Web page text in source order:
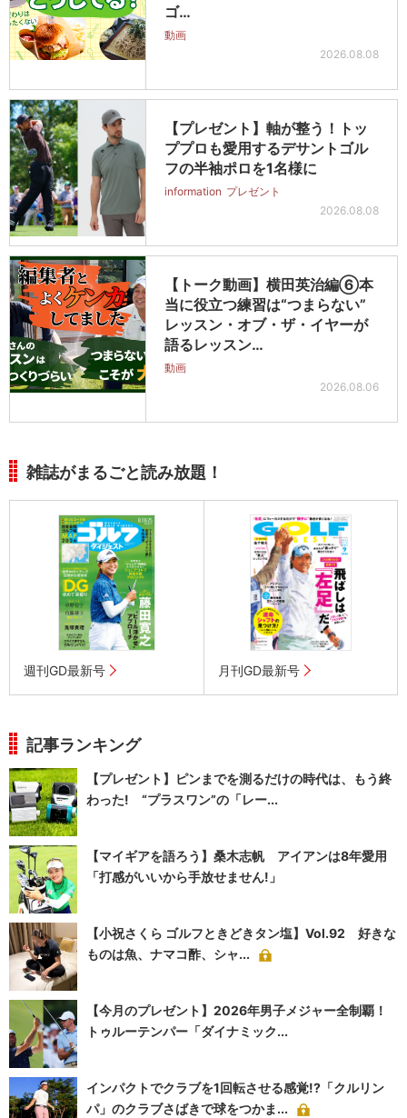
ゴ…
動画
2026.08.08
【プレゼント】軸が整う！トッ
ププロも愛用するデサントゴル
フの半袖ポロを1名様に
information プレゼント
2026.08.08
【トーク動画】横田英治編⑥本
当に役立つ練習は“つまらない”
レッスン・オブ・ザ・イヤーが
語るレッスン…
動画
2026.08.06
雑誌がまるごと読み放題！
週刊GD最新号 月刊GD最新号
記事ランキング
【プレゼント】ピンまでを測るだけの時代は、もう終
わった! “プラスワン”の「レー...
【マイギアを語ろう】桑木志帆 アイアンは8年愛用
「打感がいいから手放せません!」
【小祝さくら ゴルフときどきタン塩】Vol.92 好きな
ものは魚、ナマコ酢、シャ...
【今月のプレゼント】2026年男子メジャー全制覇！
トゥルーテンパー「ダイナミック...
インパクトでクラブを1回転させる感覚!?「クルリン
パ」のクラブさばきで球をつかま...